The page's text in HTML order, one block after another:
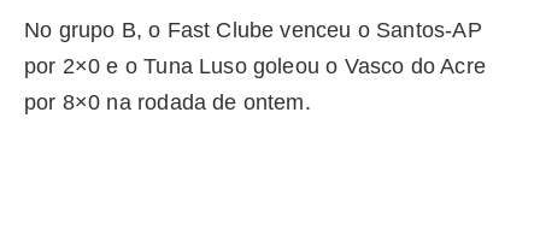
No grupo B, o Fast Clube venceu o Santos-AP
por 2×0 e o Tuna Luso goleou o Vasco do Acre
por 8×0 na rodada de ontem.